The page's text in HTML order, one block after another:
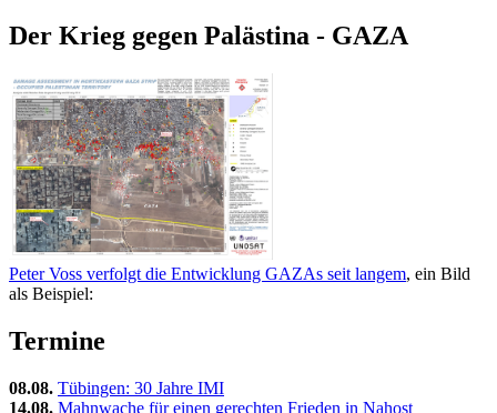
Der Krieg gegen Palästina - GAZA
Peter Voss verfolgt die Entwicklung GAZAs seit langem, ein Bild
als Beispiel:
Termine
08.08. Tübingen: 30 Jahre IMI
14.08. Mahnwache für einen gerechten Frieden in Nahost